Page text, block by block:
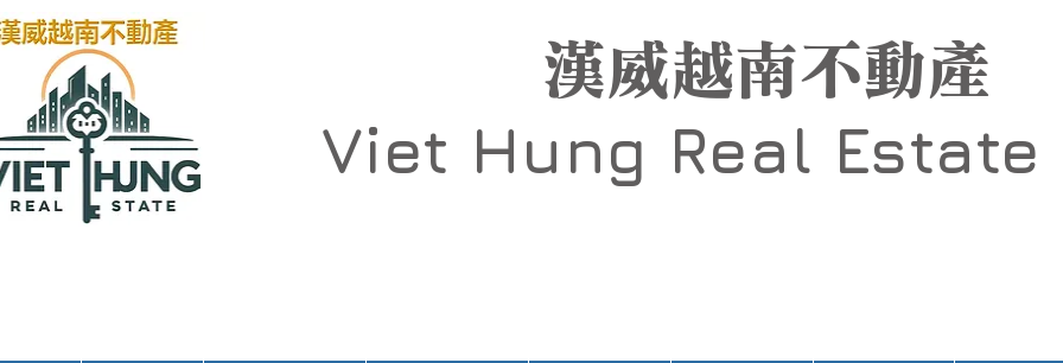
漢威越南不動產
Viet Hung Real Estate